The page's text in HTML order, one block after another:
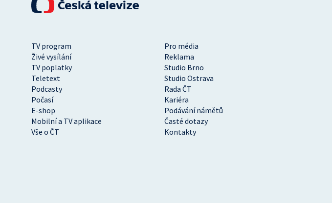
TV program
Pro média
Živé vysílání
Reklama
TV poplatky
Studio Brno
Teletext
Studio Ostrava
Podcasty
Rada ČT
Počasí
Kariéra
E-shop
Podávání námětů
Mobilní a TV aplikace
Časté dotazy
Vše o ČT
Kontakty